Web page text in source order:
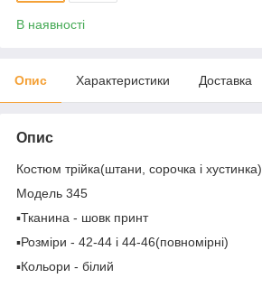
В наявності
Опис Характеристики Доставка
Опис
Костюм трійка(штани, сорочка і хустинка)
Модель 345
▪Тканина - шовк принт
▪Розміри - 42-44 і 44-46(повномірні)
▪Кольори - білий